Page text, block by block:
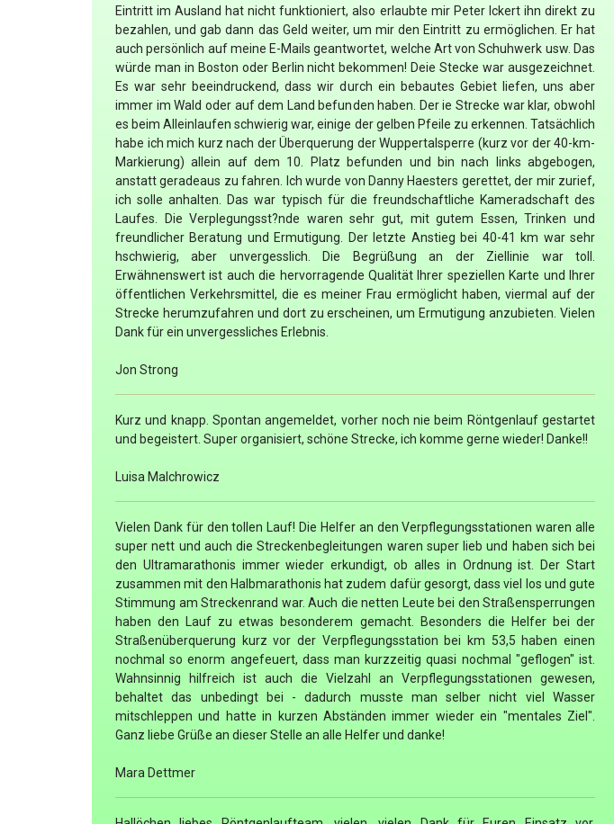
Eintritt im Ausland hat nicht funktioniert, also erlaubte mir Peter Ickert ihn direkt zu
bezahlen, und gab dann das Geld weiter, um mir den Eintritt zu ermöglichen. Er hat
auch persönlich auf meine E-Mails geantwortet, welche Art von Schuhwerk usw. Das
würde man in Boston oder Berlin nicht bekommen! Deie Stecke war ausgezeichnet.
Es war sehr beeindruckend, dass wir durch ein bebautes Gebiet liefen, uns aber
immer im Wald oder auf dem Land befunden haben. Der ie Strecke war klar, obwohl
es beim Alleinlaufen schwierig war, einige der gelben Pfeile zu erkennen. Tatsächlich
habe ich mich kurz nach der Überquerung der Wuppertalsperre (kurz vor der 40-km-
Markierung) allein auf dem 10. Platz befunden und bin nach links abgebogen,
anstatt geradeaus zu fahren. Ich wurde von Danny Haesters gerettet, der mir zurief,
ich solle anhalten. Das war typisch für die freundschaftliche Kameradschaft des
Laufes. Die Verplegungsst?nde waren sehr gut, mit gutem Essen, Trinken und
freundlicher Beratung und Ermutigung. Der letzte Anstieg bei 40-41 km war sehr
hschwierig, aber unvergesslich. Die Begrüßung an der Ziellinie war toll.
Erwähnenswert ist auch die hervorragende Qualität Ihrer speziellen Karte und Ihrer
öffentlichen Verkehrsmittel, die es meiner Frau ermöglicht haben, viermal auf der
Strecke herumzufahren und dort zu erscheinen, um Ermutigung anzubieten. Vielen
Dank für ein unvergessliches Erlebnis.
Jon Strong
Kurz und knapp. Spontan angemeldet, vorher noch nie beim Röntgenlauf gestartet
und begeistert. Super organisiert, schöne Strecke, ich komme gerne wieder! Danke!!
Luisa Malchrowicz
Vielen Dank für den tollen Lauf! Die Helfer an den Verpflegungsstationen waren alle
super nett und auch die Streckenbegleitungen waren super lieb und haben sich bei
den Ultramarathonis immer wieder erkundigt, ob alles in Ordnung ist. Der Start
zusammen mit den Halbmarathonis hat zudem dafür gesorgt, dass viel los und gute
Stimmung am Streckenrand war. Auch die netten Leute bei den Straßensperrungen
haben den Lauf zu etwas besonderem gemacht. Besonders die Helfer bei der
Straßenüberquerung kurz vor der Verpflegungsstation bei km 53,5 haben einen
nochmal so enorm angefeuert, dass man kurzzeitig quasi nochmal "geflogen" ist.
Wahnsinnig hilfreich ist auch die Vielzahl an Verpflegungsstationen gewesen,
behaltet das unbedingt bei - dadurch musste man selber nicht viel Wasser
mitschleppen und hatte in kurzen Abständen immer wieder ein "mentales Ziel".
Ganz liebe Grüße an dieser Stelle an alle Helfer und danke!
Mara Dettmer